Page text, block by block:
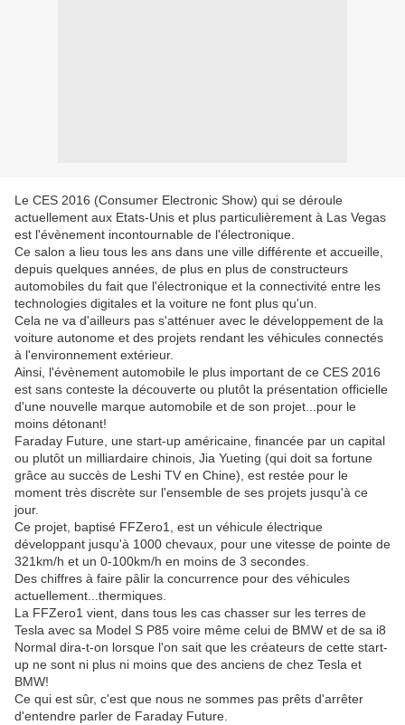
Le CES 2016 (Consumer Electronic Show) qui se déroule
actuellement aux Etats-Unis et plus particulièrement à Las Vegas
est l'évènement incontournable de l'électronique.
Ce salon a lieu tous les ans dans une ville différente et accueille,
depuis quelques années, de plus en plus de constructeurs
automobiles du fait que l'électronique et la connectivité entre les
technologies digitales et la voiture ne font plus qu'un.
Cela ne va d'ailleurs pas s'atténuer avec le développement de la
voiture autonome et des projets rendant les véhicules connectés
à l'environnement extérieur.
Ainsi, l'évènement automobile le plus important de ce CES 2016
est sans conteste la découverte ou plutôt la présentation officielle
d'une nouvelle marque automobile et de son projet...pour le
moins détonant!
Faraday Future, une start-up américaine, financée par un capital
ou plutôt un milliardaire chinois, Jia Yueting (qui doit sa fortune
grâce au succès de Leshi TV en Chine), est restée pour le
moment très discrète sur l'ensemble de ses projets jusqu'à ce
jour.
Ce projet, baptisé FFZero1, est un véhicule électrique
développant jusqu'à 1000 chevaux, pour une vitesse de pointe de
321km/h et un 0-100km/h en moins de 3 secondes.
Des chiffres à faire pâlir la concurrence pour des véhicules
actuellement...thermiques.
La FFZero1 vient, dans tous les cas chasser sur les terres de
Tesla avec sa Model S P85 voire même celui de BMW et de sa i8
Normal dira-t-on lorsque l'on sait que les créateurs de cette start-
up ne sont ni plus ni moins que des anciens de chez Tesla et
BMW!
Ce qui est sûr, c'est que nous ne sommes pas prêts d'arrêter
d'entendre parler de Faraday Future.